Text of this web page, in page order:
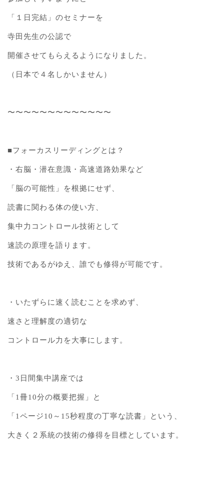
「１日完結」のセミナーを
寺田先生の公認で
開催させてもらえるようになりました。
（日本で４名しかいません）
〜〜〜〜〜〜〜〜〜〜〜〜〜
■フォーカスリーディングとは？
・右脳・潜在意識・高速道路効果など
「脳の可能性」を根拠にせず、
読書に関わる体の使い方、
集中力コントロール技術として
速読の原理を語ります。
技術であるがゆえ、誰でも修得が可能です。
・いたずらに速く読むことを求めず、
速さと理解度の適切な
コントロール力を大事にします。
・3日間集中講座では
「1冊10分の概要把握」と
「1ページ10～15秒程度の丁寧な読書」という、
大きく２系統の技術の修得を目標としています。